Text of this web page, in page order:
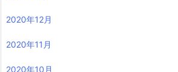
2020年12月
2020年11月
2020年10月